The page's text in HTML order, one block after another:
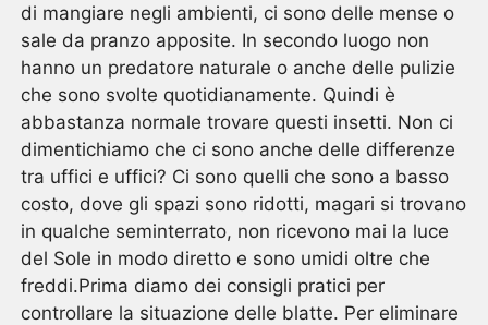
di mangiare negli ambienti, ci sono delle mense o
sale da pranzo apposite. In secondo luogo non
hanno un predatore naturale o anche delle pulizie
che sono svolte quotidianamente. Quindi è
abbastanza normale trovare questi insetti. Non ci
dimentichiamo che ci sono anche delle differenze
tra uffici e uffici? Ci sono quelli che sono a basso
costo, dove gli spazi sono ridotti, magari si trovano
in qualche seminterrato, non ricevono mai la luce
del Sole in modo diretto e sono umidi oltre che
freddi.Prima diamo dei consigli pratici per
controllare la situazione delle blatte. Per eliminare